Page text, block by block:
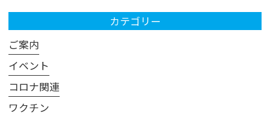
カテゴリー
ご案内
イベント
コロナ関連
ワクチン